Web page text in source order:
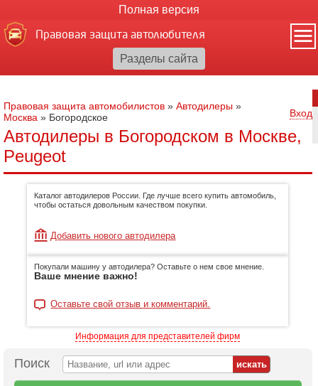
Полная версия
Правовая защита автолюбителя
Правовая защита автомобилистов » Автодилеры »
Москва » Богородское Вход
Автодилеры в Богородском в Москве,
Peugeot
Каталог автодилеров России. Где лучше всего купить автомобиль,
чтобы остаться довольным качеством покупки.
Добавить нового автодилера
Покупали машину у автодилера? Оставьте о нем свое мнение.
Ваше мнение важно!
Оставьте свой отзыв и комментарий.
Информация для представителей фирм
Поиск